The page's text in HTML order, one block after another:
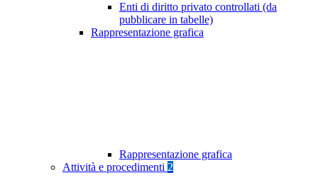
Enti di diritto privato controllati (da
pubblicare in tabelle)
Rappresentazione grafica
Rappresentazione grafica
Attività e procedimenti 2